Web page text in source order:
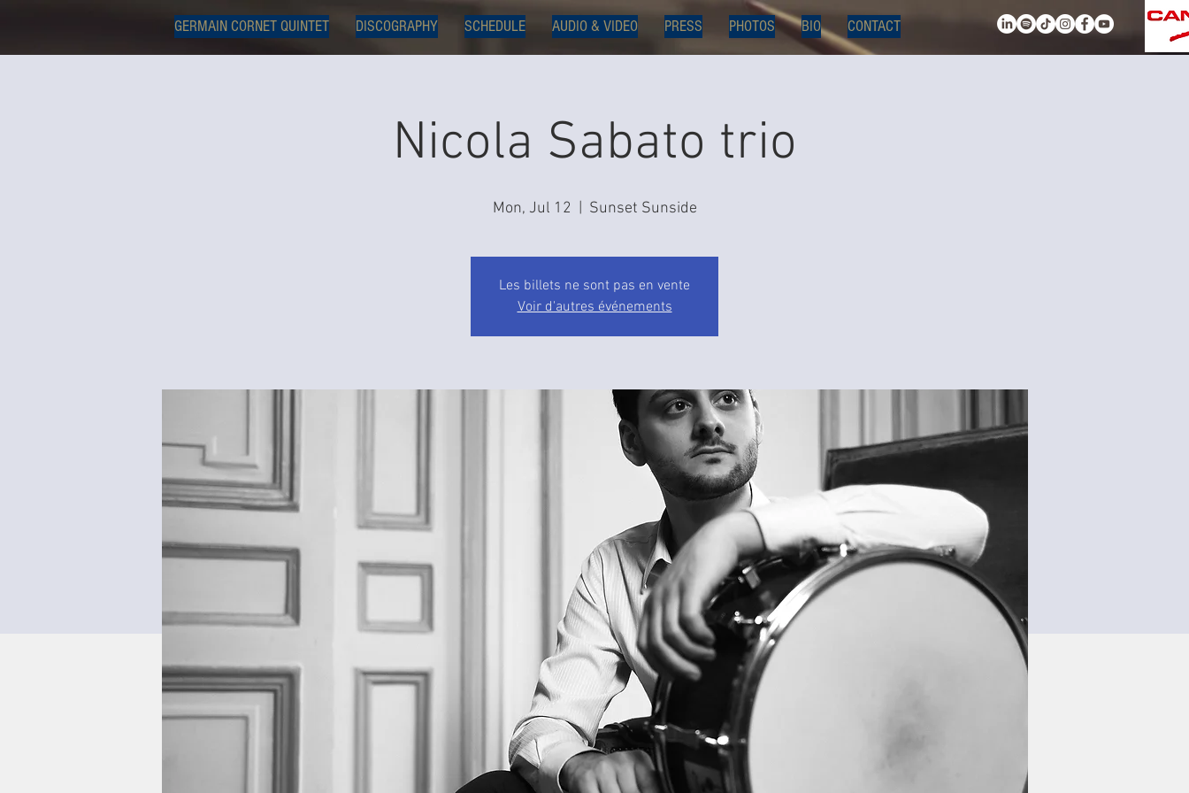
GERMAIN CORNET QUINTET DISCOGRAPHY SCHEDULE AUDIO & VIDEO PRESS PHOTOS BIO CONTACT
Nicola Sabato trio
Mon, Jul 12 Sunset Sunside
Les billets ne sont pas en vente
Voir d'autres événements